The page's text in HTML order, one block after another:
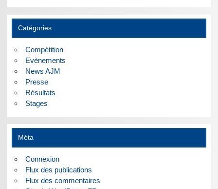
Catégories
Compétition
Evènements
News AJM
Presse
Résultats
Stages
Méta
Connexion
Flux des publications
Flux des commentaires